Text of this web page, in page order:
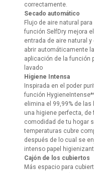
correctamente.
Secado automático
Flujo de aire natural
función SelfDry mejora
entrada de aire natural
abrir automáticamente
aplicación de la función
lavado
Higiene Intensa
Inspirada en el poder
función
elimina el 99,99% de
una higiene perfecta,
comodidad de tu hogar
temperaturas cubre
después de lo cual se
intenso papel
Cajón de los cubiertos
Más espacio para